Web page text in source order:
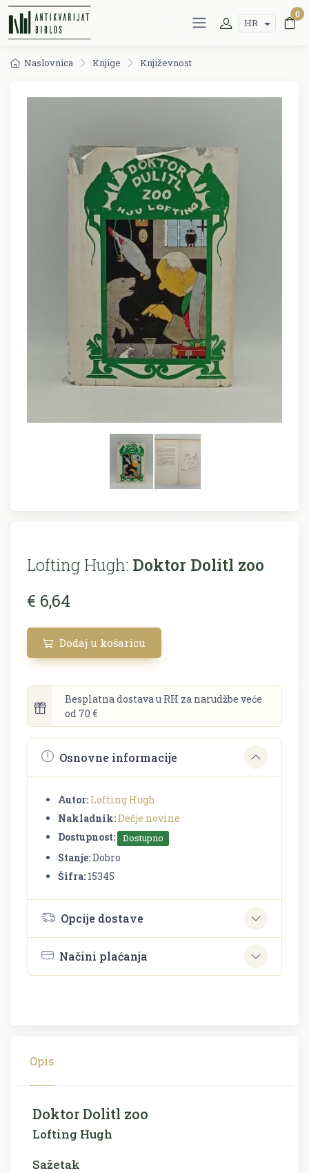
HR
0
Naslovnica Knjige Književnost
Lofting Hugh: Doktor Dolitl zoo
€ 6,64
Dodaj u košaricu
Besplatna dostava u RH za narudžbe veće
od 70 €
Osnovne informacije
Autor: Lofting Hugh
Nakladnik:Dečje novine
Dostupnost:
Dostupno
Stanje:Dobro
Šifra: 15345
Opcije dostave
Načini plaćanja
Opis
Doktor Dolitl zoo
Lofting Hugh
Sažetak